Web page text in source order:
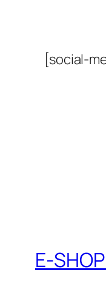
[social-
E-